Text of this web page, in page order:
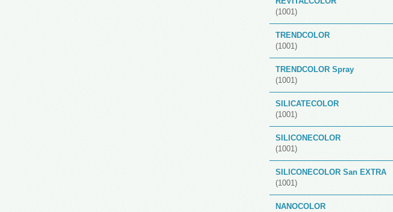
(1001)
TRENDCOLOR
(1001)
TRENDCOLOR Spray
(1001)
SILICATECOLOR
(1001)
SILICONECOLOR
(1001)
SILICONECOLOR San EXTRA
(1001)
NANOCOLOR